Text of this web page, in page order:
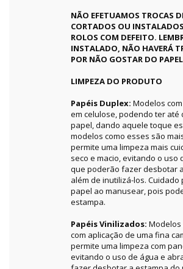
NÃO EFETUAMOS TROCAS
CORTADOS OU
ROLOS COM DEFEITO.
INSTALADO, NÃO HAVERÁ
POR NÃO GOSTAR DO
LIMPEZA DO PRODUTO
Papéis Duplex: Modelos
em celulose, podendo ter até
papel, dando aquele toque
modelos como esses são
permite uma limpeza mais
seco e macio, evitando o uso
que poderão fazer desbotar
além de inutilizá-los.
papel ao manusear, pois
estampa.
Papéis Vinilizados: Modelos
com aplicação de uma fina
permite uma limpeza com
evitando o uso de água e